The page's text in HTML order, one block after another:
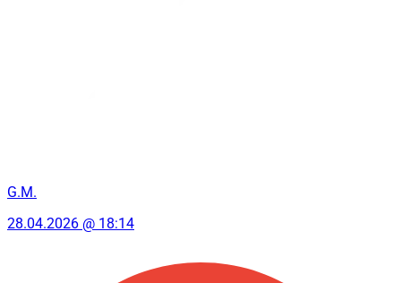
G.M.
28.04.2026 @ 18:14